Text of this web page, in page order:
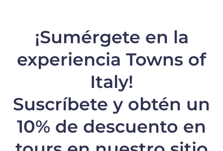
¡Sumérgete en la
experiencia Towns of
Italy!
Suscríbete y obtén un
10% de descuento en